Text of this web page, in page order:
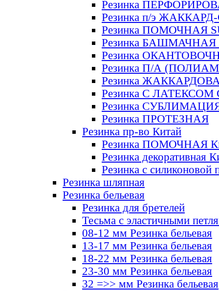
Резинка
Резинка п/э
Резинка ПОМОЧНАЯ
Резинка БАШМАЧНАЯ
Резинка
Резинка П/А
Резинка
Резинка С ЛАТЕКСОМ
Резинка
Резинка ПРОТЕЗНАЯ
Резинка пр-во Китай
Резинка ПОМОЧНАЯ
Резинка декоративная
Резинка с силиконовой
Резинка шляпная
Резинка бельевая
Резинка для бретелей
Тесьма с эластичными
08-12 мм Резинка бельевая
13-17 мм Резинка бельевая
18-22 мм Резинка бельевая
23-30 мм Резинка бельевая
32 =>> мм Резинка бельевая